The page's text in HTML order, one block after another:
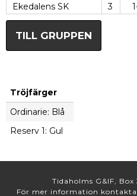
Ekedalens SK
3
TILL GRUPPEN
Tröjfärger
Ordinarie: Blå
Reserv 1: Gul
Tidaholms G&IF, Box
För mer information